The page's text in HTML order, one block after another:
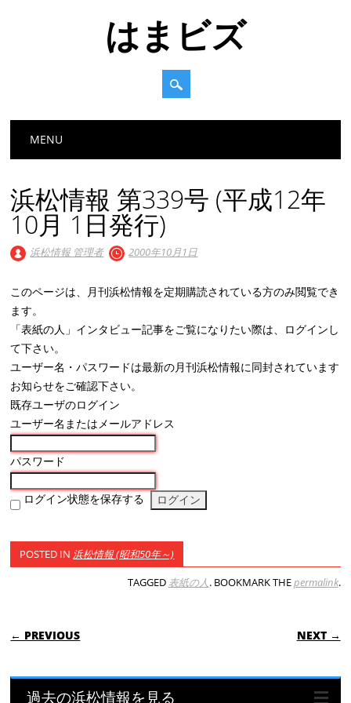
はまビズ
Main menu
MENU
浜松情報 第339号 (平成12年
10月 1日発行)
浜松情報 管理者 2000年10月1日
このページは、月刊浜松情報を定期購読されている方のみ閲覧でき
ます。
「表紙の人」インタビュー記事をご覧になりたい際は、ログインし
て下さい。
ユーザー名・パスワードは最新の月刊浜松情報に同封されています
お知らせをご確認下さい。
既存ユーザのログイン
ユーザー名またはメールアドレス
パスワード
ログイン状態を保存する
POSTED IN 浜松情報 (昭和50年～)
TAGGED 表紙の人. BOOKMARK THEpermalink.
POST NAVIGATION
← PREVIOUS NEXT →
過去の浜松情報を見る